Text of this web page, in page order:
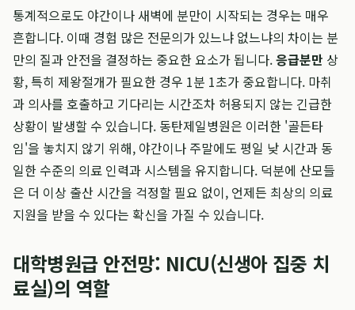
통계적으로도 야간이나 새벽에 분만이 시작되는 경우는 매우
흔합니다. 이때 경험 많은 전문의가 있느냐 없느냐의 차이는 분
만의 질과 안전을 결정하는 중요한 요소가 됩니다.응급분만 상
황, 특히 제왕절개가 필요한 경우 1분 1초가 중요합니다. 마취
과 의사를 호출하고 기다리는 시간조차 허용되지 않는 긴급한
상황이 발생할 수 있습니다. 동탄제일병원은 이러한 '골든타
임'을 놓치지 않기 위해, 야간이나 주말에도 평일 낮 시간과 동
일한 수준의 의료 인력과 시스템을 유지합니다. 덕분에 산모들
은 더 이상 출산 시간을 걱정할 필요 없이, 언제든 최상의 의료
지원을 받을 수 있다는 확신을 가질 수 있습니다.
대학병원급 안전망: NICU(신생아 집중 치
료실)의 역할